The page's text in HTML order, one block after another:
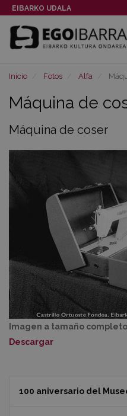
EIBARKO UDALA
Inicio Fotos Alfa
Máquina de
Máquina de coser
Imagen a tamaño
Descargar
100 aniversario del